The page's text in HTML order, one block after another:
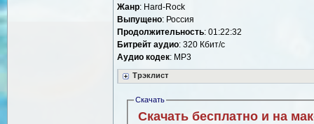
Жанр: Hard-Rock
Выпущено: Россия
Продолжительность: 01:22:32
Битрейт аудио: 320 Кбит/с
Аудио кодек: MP3
Трэклист
Скачать
Скачать бесплатно и на